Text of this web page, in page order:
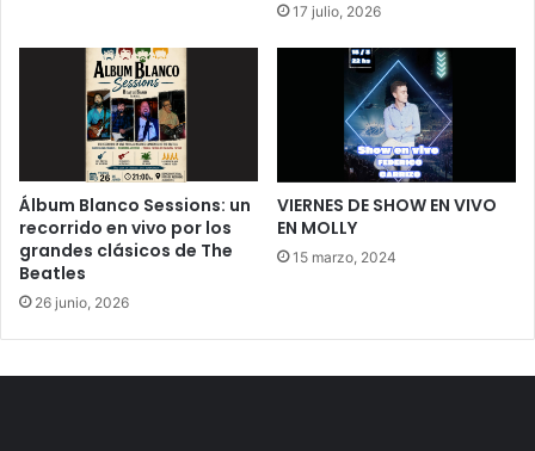
17 julio, 2026
Álbum Blanco Sessions: un
recorrido en vivo por los
grandes clásicos de The
Beatles
26 junio, 2026
VIERNES DE SHOW EN VIVO
EN MOLLY
15 marzo, 2024